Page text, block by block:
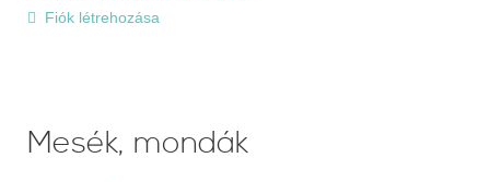
Fiók létrehozása
Mesék, mondák